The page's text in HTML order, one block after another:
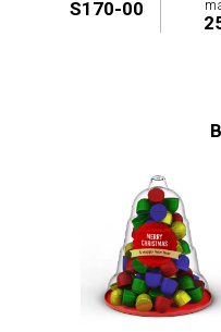
S170-00